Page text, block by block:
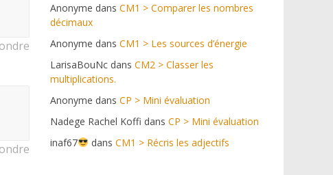
Anonyme dans CM1 > Comparer les nombres
décimaux
Anonyme dans CM1 > Les sources d’énergie
LarisaBouNc dans CM2 > Classer les
multiplications.
Anonyme dans CP > Mini évaluation
Nadege Rachel Koffi dans CP > Mini évaluation
inaf67
dans CM1 > Récris les adjectifs